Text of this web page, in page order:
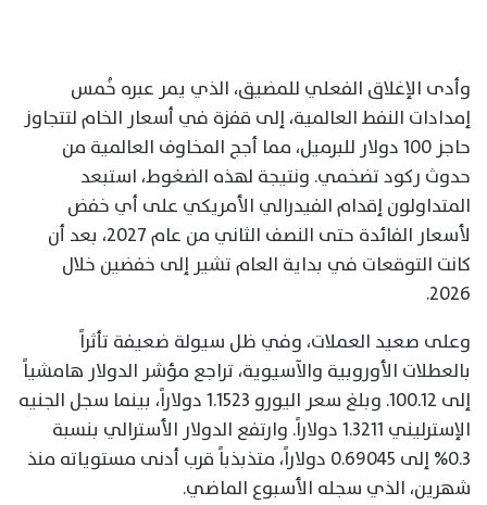
وأدى الإغلاق الفعلي للمضيق، الذي يمر عبره خُمس
إمدادات النفط العالمية، إلى قفزة في أسعار الخام لتتجاوز
حاجز 100 دولار للبرميل، مما أجج المخاوف العالمية من
حدوث ركود تضخمي. ونتيجة لهذه الضغوط، استبعد
المتداولون إقدام الفيدرالي الأمريكي على أي خفض
لأسعار الفائدة حتى النصف الثاني من عام 2027، بعد أن
كانت التوقعات في بداية العام تشير إلى خفضين خلال
2026.
وعلى صعيد العملات، وفي ظل سيولة ضعيفة تأثراً
بالعطلات الأوروبية والآسيوية، تراجع مؤشر الدولار هامشياً
إلى 100.12. وبلغ سعر اليورو 1.1523 دولاراً، بينما سجل الجنيه
الإسترليني 1.3211 دولاراً. وارتفع الدولار الأسترالي بنسبة
0.3% إلى 0.69045 دولاراً، متذبذباً قرب أدنى مستوياته منذ
شهرين، الذي سجله الأسبوع الماضي.